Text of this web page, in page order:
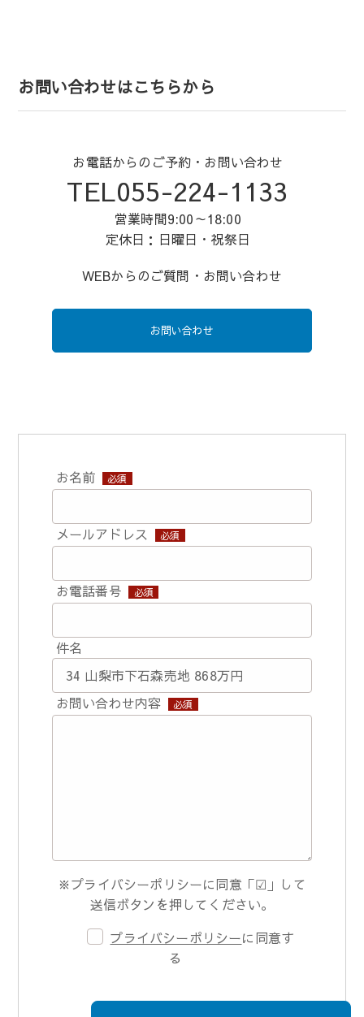
お問い合わせはこちらから
お電話からのご予約・お問い合わせ
TEL055-224-1133
営業時間9:00～18:00
定休日：日曜日・祝祭日
WEBからのご質問・お問い合わせ
お問い合わせ
お名前 必須
メールアドレス 必須
お電話番号 必須
件名
お問い合わせ内容 必須
※プライバシーポリシーに同意「☑」して
送信ボタンを押してください。
プライバシーポリシーに同意す
る